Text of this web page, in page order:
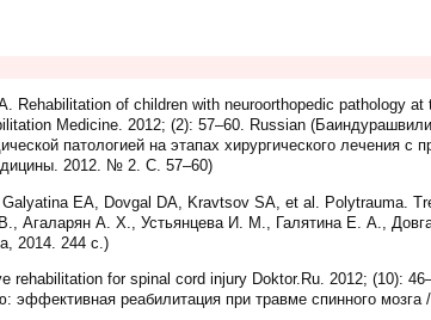
Rehabilitation of children with neuroorthopedic pathology
Medicine. 2012; (2): 57–60. Russian
патологией на этапах хирургического лечения с
2012. № 2. С. 57–60)
EA, Dovgal DA, Kravtsov SA, et al. Polytrauma.
Агаларян А. Х., Устьянцева И. М., Галятина Е. А.,
2014. 244 с.)
rehabilitation for spinal cord injury Doktor.Ru. 2012; (10):
эффективная реабилитация при травме спинного